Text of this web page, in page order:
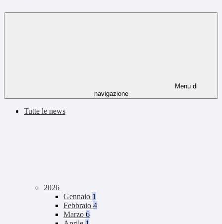
Menu di
navigazione
Tutte le news
2026
Gennaio 1
Febbraio 4
Marzo 6